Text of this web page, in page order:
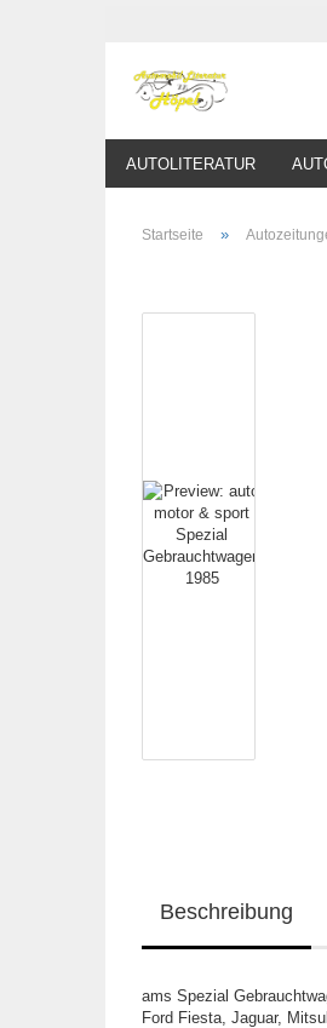
AUTOLITERATUR
Startseite »
Beschreibung
ams Spezial
Ford Fiesta, Jaguar,